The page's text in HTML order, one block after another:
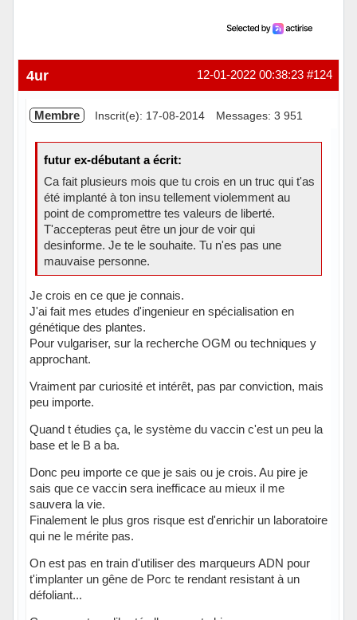
#124
12-01-2022 00:38:23
4ur
Membre Inscrit(e): 17-08-2014 Messages: 3 951
futur ex-débutant a écrit:
Ca fait plusieurs mois que tu crois en un truc qui t'as
été implanté à ton insu tellement violemment au
point de compromettre tes valeurs de liberté.
T'accepteras peut être un jour de voir qui
desinforme. Je te le souhaite. Tu n'es pas une
mauvaise personne.
Je crois en ce que je connais.
J'ai fait mes etudes d'ingenieur en spécialisation en
génétique des plantes.
Pour vulgariser, sur la recherche OGM ou techniques y
approchant.
Vraiment par curiosité et intérêt, pas par conviction, mais
peu importe.
Quand t étudies ça, le système du vaccin c'est un peu la
base et le B a ba.
Donc peu importe ce que je sais ou je crois. Au pire je
sais que ce vaccin sera inefficace au mieux il me
sauvera la vie.
Finalement le plus gros risque est d'enrichir un laboratoire
qui ne le mérite pas.
On est pas en train d'utiliser des marqueurs ADN pour
t'implanter un gêne de Porc te rendant resistant à un
défoliant...